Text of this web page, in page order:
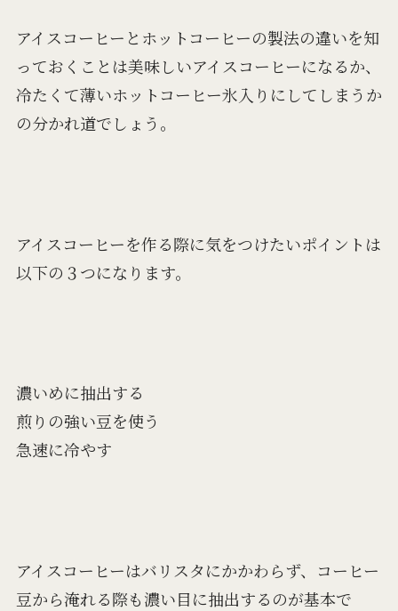
アイスコーヒーとホットコーヒーの製法の違いを知
っておくことは美味しいアイスコーヒーになるか、
冷たくて薄いホットコーヒー氷入りにしてしまうか
の分かれ道でしょう。
アイスコーヒーを作る際に気をつけたいポイントは
以下の３つになります。
濃いめに抽出する
煎りの強い豆を使う
急速に冷やす
アイスコーヒーはバリスタにかかわらず、コーヒー
豆から淹れる際も濃い目に抽出するのが基本で